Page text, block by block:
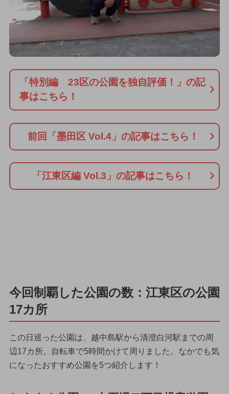
「特別編 23区の公園を独自評価！」の記
事はこちら！
前回「墨田区 Vol.4」の記事はこちら！
「江東区編 Vol.3」の記事はこちら！
今回制覇した公園の数：江東区の公園
17カ所
この日巡った公園は、越中島駅から清澄白河駅までの周
辺17カ所。自転車で5時間かけて周りました。なかでも気
になったおすすめ公園を5つ紹介します！